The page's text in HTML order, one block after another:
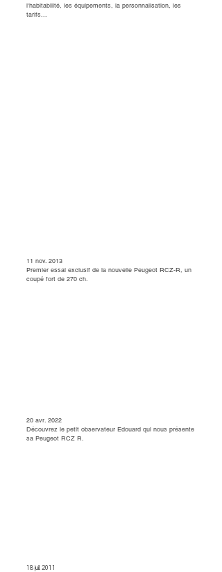
l'habitabilité, les équipements, la personnalisation, les
tarifs...
11 nov. 2013
Premier essai exclusif de la nouvelle Peugeot RCZ-R, un
coupé fort de 270 ch.
20 avr. 2022
Découvrez le petit observateur Edouard qui nous présente
sa Peugeot RCZ R.
18 juil. 2011